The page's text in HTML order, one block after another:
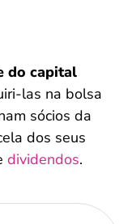
do capital
las na bolsa
sócios da
dos seus
dividendos.